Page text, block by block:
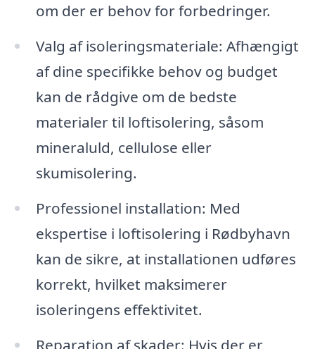
om der er behov for forbedringer.
Valg af isoleringsmateriale: Afhængigt
af dine specifikke behov og budget
kan de rådgive om de bedste
materialer til loftisolering, såsom
mineraluld, cellulose eller
skumisolering.
Professionel installation: Med
ekspertise i loftisolering i Rødbyhavn
kan de sikre, at installationen udføres
korrekt, hvilket maksimerer
isoleringens effektivitet.
Reparation af skader: Hvis der er